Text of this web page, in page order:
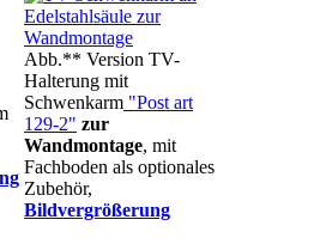
Abb.** Version TV-
Halterung mit
Schwenkarm "Post art
129-2" zur
Wandmontage, mit
Fachboden als optionales
Zubehör,
Bildvergrößerung